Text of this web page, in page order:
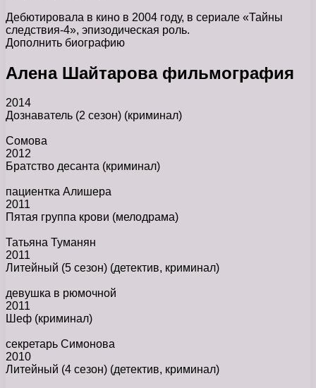
Дебютировала в кино в 2004 году, в сериале «Тайны
следствия-4», эпизодическая роль.
Дополнить биографию
Алена Шайтарова фильмография
2014
Дознаватель (2 сезон) (криминал)
Сомова
2012
Братство десанта (криминал)
пациентка Алишера
2011
Пятая группа крови (мелодрама)
Татьяна Туманян
2011
Литейный (5 сезон) (детектив, криминал)
девушка в рюмочной
2011
Шеф (криминал)
секретарь Симонова
2010
Литейный (4 сезон) (детектив, криминал)